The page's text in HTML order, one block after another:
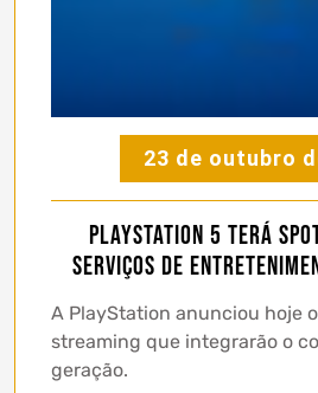
23 de outubro
PlayStation 5 terá
serviços de
A PlayStation anunciou hoje
streaming que integrarão o
geração.